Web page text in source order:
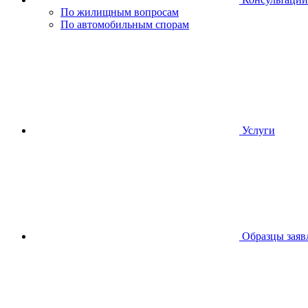
По жилищным вопросам
По автомобильным спорам
Услуги
Образцы